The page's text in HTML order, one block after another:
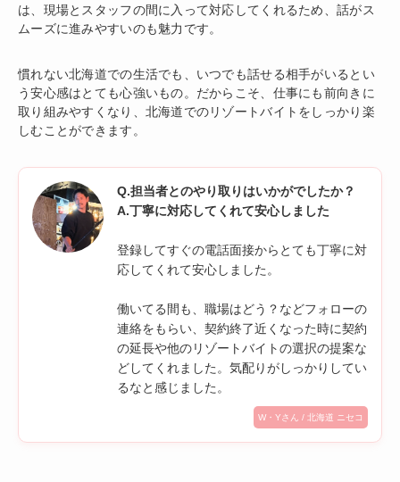
は、現場とスタッフの間に入って対応してくれるため、話がス
ムーズに進みやすいのも魅力です。
慣れない北海道での生活でも、いつでも話せる相手がいるとい
う安心感はとても心強いもの。だからこそ、仕事にも前向きに
取り組みやすくなり、北海道でのリゾートバイトをしっかり楽
しむことができます。
Q.担当者とのやり取りはいかがでしたか？
A.丁寧に対応してくれて安心しました
登録してすぐの電話面接からとても丁寧に対
応してくれて安心しました。
働いてる間も、職場はどう？などフォローの
連絡をもらい、契約終了近くなった時に契約
の延長や他のリゾートバイトの選択の提案な
どしてくれました。気配りがしっかりしてい
るなと感じました。
W・Yさん / 北海道 ニセコ